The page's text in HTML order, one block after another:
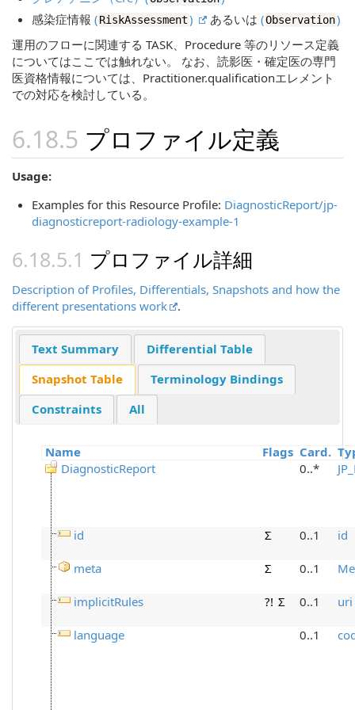
感染症情報 (RiskAssessment) あるいは (Observation)
運用のフローに関連する TASK、Procedure 等のリソース定義
についてはここでは触れない。 なお、読影医・確定医の専門
医資格情報については、Practitioner.qualificationエレメント
での対応を検討している。
プロファイル定義
Usage:
Examples for this Resource Profile: DiagnosticReport/jp-
diagnosticreport-radiology-example-1
プロファイル詳細
Description of Profiles, Differentials, Snapshots and how the
different presentations work
.
Text Summary
Differential Table
Snapshot Table
Terminology Bindings
Constraints
All
Name Flags Card.
DiagnosticReport
0..*
id Σ 0..1 id
meta Σ 0..1
implicitRules ?! Σ 0..1 uri
language 0..1